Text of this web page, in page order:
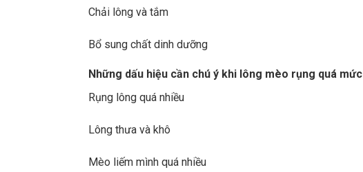
Chải lông và tắm
Bổ sung chất dinh dưỡng
Những dấu hiệu cần chú ý khi lông mèo rụng quá mức
Rụng lông quá nhiều
Lông thưa và khô
Mèo liếm mình quá nhiều